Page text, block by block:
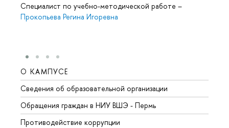
Специалист по учебно-методической работе –
Прокопьева Регина Игоревна
О КАМПУСЕ
Сведения об образовательной организации
Обращения граждан в НИУ ВШЭ - Пермь
Противодействие коррупции